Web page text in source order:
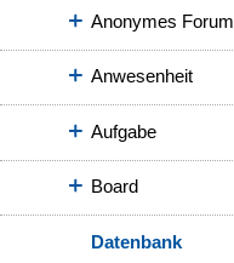
Anonymes Forum
Anwesenheit
Aufgabe
Board
Datenbank